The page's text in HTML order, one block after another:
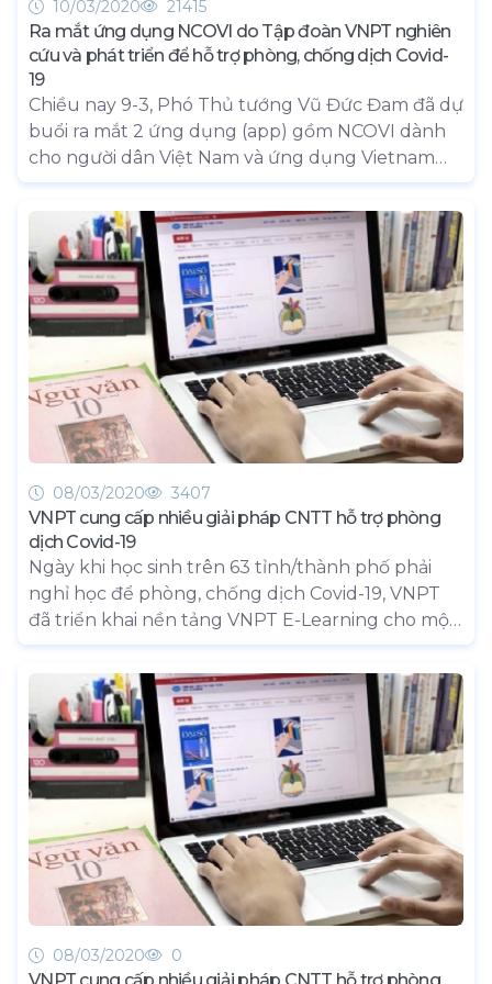
10/03/2020 21415
Ra mắt ứng dụng NCOVI do Tập đoàn VNPT nghiên
cứu và phát triển để hỗ trợ phòng, chống dịch Covid-
19
Chiều nay 9-3, Phó Thủ tướng Vũ Đức Đam đã dự
buổi ra mắt 2 ứng dụng (app) gồm NCOVI dành
cho người dân Việt Nam và ứng dụng Vietnam
health declaration dành cho người nhập cảnh
vào Việt Nam, nhằm hỗ trợ người dân và người
nhập cảnh vào Việt Nam khai báo y tế để phòng
chống dịch Covid-19.
08/03/2020 3407
VNPT cung cấp nhiều giải pháp CNTT hỗ trợ phòng
dịch Covid-19
Ngày khi học sinh trên 63 tỉnh/thành phố phải
nghỉ học để phòng, chống dịch Covid-19, VNPT
đã triển khai nền tảng VNPT E-Learning cho một
số trường tiểu học và THCS ở Hà Nội. Bên cạnh
đó, các giải pháp VNPT Meeting, VNPT Pay cũng
nhanh chóng trở thành công cụ hữu ích cho
người dùng trong bối cảnh đẩy mạnh hoạt động
giao dịch online, hạn chế tụ họp đông người.
08/03/2020 0